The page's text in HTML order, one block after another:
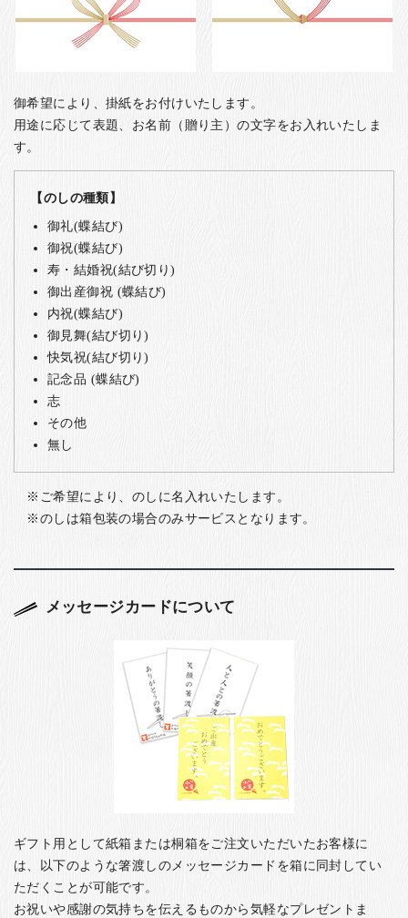
御希望により、掛紙をお付けいたします。
用途に応じて表題、お名前（贈り主）の文字をお入れいたしま
す。
【のしの種類】
御礼(蝶結び)
御祝(蝶結び)
寿・結婚祝(結び切り)
御出産御祝 (蝶結び)
内祝(蝶結び)
御見舞(結び切り)
快気祝(結び切り)
記念品 (蝶結び)
志
その他
無し
ご希望により、のしに名入れいたします。
のしは箱包装の場合のみサービスとなります。
メッセージカードについて
ギフト用として紙箱または桐箱をご注文いただいたお客様に
は、以下のような箸渡しのメッセージカードを箱に同封してい
ただくことが可能です。
お祝いや感謝の気持ちを伝えるものから気軽なプレゼントま